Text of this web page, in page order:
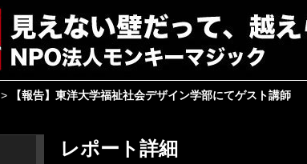
> 【報告】東洋大学福祉社会デザイン学部にてゲスト講師
レポート詳細